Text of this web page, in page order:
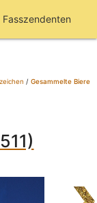
Fasszendenten
/ Gesammelte Biere